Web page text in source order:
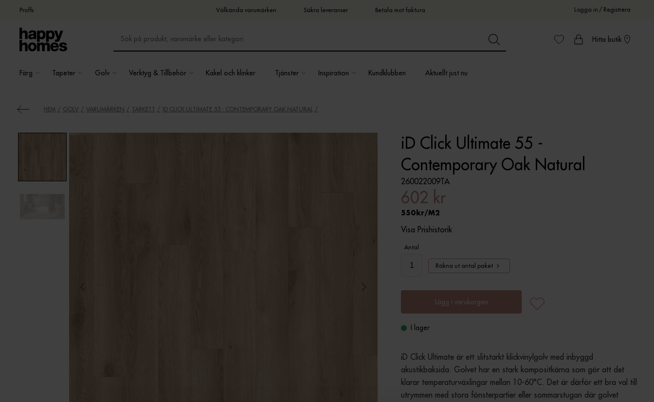
Proffs Välkända varumärken Säkra leveranser Betala mot faktura Logga in / Registrera
Hitta butik
Färg Tapeter Golv Verktyg & Tillbehör Kakel och klinker Tjänster Inspiration Kundklubben Aktuellt just nu
HEM GOLV VARUMÄRKEN TARKETT ID CLICK ULTIMATE 55 - CONTEMPORARY OAK NATURAL
iD Click Ultimate 55 -
Contemporary Oak Natural
260022009TA
602 kr
550 M2
Visa Prishistorik
Antal
Räkna ut antal paket
Lägg i varukorgen
I lager
iD Click Ultimate är ett slitstarkt klickvinylgolv med inbyggd
akustikbaksida. Golvet har en stark kompositkärna som gör att det
klarar temperaturväxlingar mellan 10-60°C. Det är därför ett bra val till
utrymmen med stora fönsterpartier eller sommarstugan där golvet